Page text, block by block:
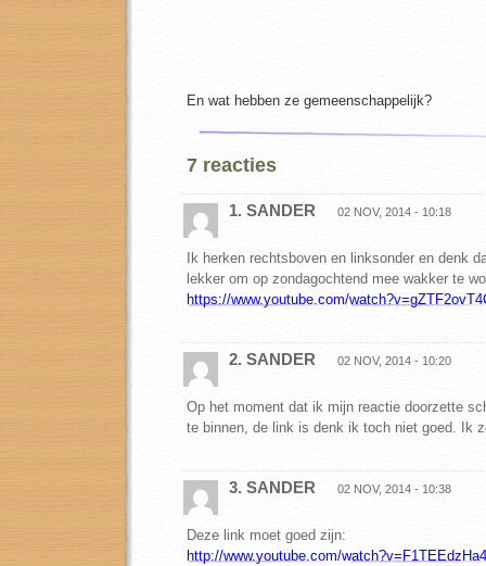
En wat hebben ze gemeenschappelijk?
7 reacties
1. SANDER 02 NOV, 2014 - 10:18
Ik herken rechtsboven en linksonder en denk
lekker om op zondagochtend mee wakker te
https://www.youtube.com/
2. SANDER 02 NOV, 2014 - 10:20
Op het moment dat ik mijn reactie doorzette
te binnen, de link is denk ik toch niet goed. Ik
3. SANDER 02 NOV, 2014 - 10:38
Deze link moet goed zijn:
http://www.youtube.com/